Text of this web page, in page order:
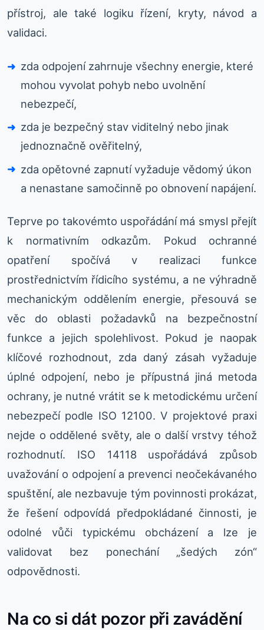
přístroj, ale také logiku řízení, kryty, návod a
validaci.
zda odpojení zahrnuje všechny energie, které
mohou vyvolat pohyb nebo uvolnění
nebezpečí,
zda je bezpečný stav viditelný nebo jinak
jednoznačně ověřitelný,
zda opětovné zapnutí vyžaduje vědomý úkon
a nenastane samočinně po obnovení napájení.
Teprve po takovémto uspořádání má smysl přejít
k normativním odkazům. Pokud ochranné
opatření spočívá v realizaci funkce
prostřednictvím řídicího systému, a ne výhradně
mechanickým oddělením energie, přesouvá se
věc do oblasti požadavků na bezpečnostní
funkce a jejich spolehlivost. Pokud je naopak
klíčové rozhodnout, zda daný zásah vyžaduje
úplné odpojení, nebo je přípustná jiná metoda
ochrany, je nutné vrátit se k metodickému určení
nebezpečí podle ISO 12100. V projektové praxi
nejde o oddělené světy, ale o další vrstvy téhož
rozhodnutí. ISO 14118 uspořádává způsob
uvažování o odpojení a prevenci neočekávaného
spuštění, ale nezbavuje tým povinnosti prokázat,
že řešení odpovídá předpokládané činnosti, je
odolné vůči typickému obcházení a lze je
validovat bez ponechání „šedých zón“
odpovědnosti.
Na co si dát pozor při zavádění